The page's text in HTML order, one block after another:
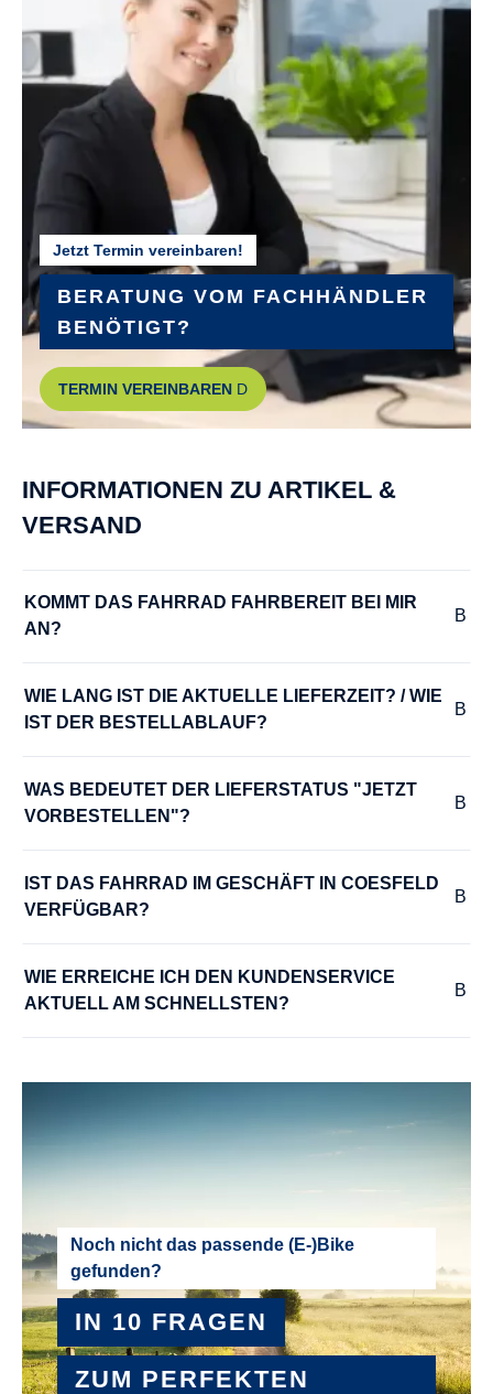
Jetzt Termin vereinbaren!
BERATUNG VOM FACHHÄNDLER
BENÖTIGT?
TERMIN VEREINBAREN
INFORMATIONEN ZU ARTIKEL &
VERSAND
KOMMT DAS FAHRRAD FAHRBEREIT BEI MIR
AN?
WIE LANG IST DIE AKTUELLE LIEFERZEIT? / WIE
IST DER BESTELLABLAUF?
WAS BEDEUTET DER LIEFERSTATUS "JETZT
VORBESTELLEN"?
IST DAS FAHRRAD IM GESCHÄFT IN COESFELD
VERFÜGBAR?
WIE ERREICHE ICH DEN KUNDENSERVICE
AKTUELL AM SCHNELLSTEN?
Noch nicht das passende (E-)Bike
gefunden?
IN 10 FRAGEN
ZUM PERFEKTEN